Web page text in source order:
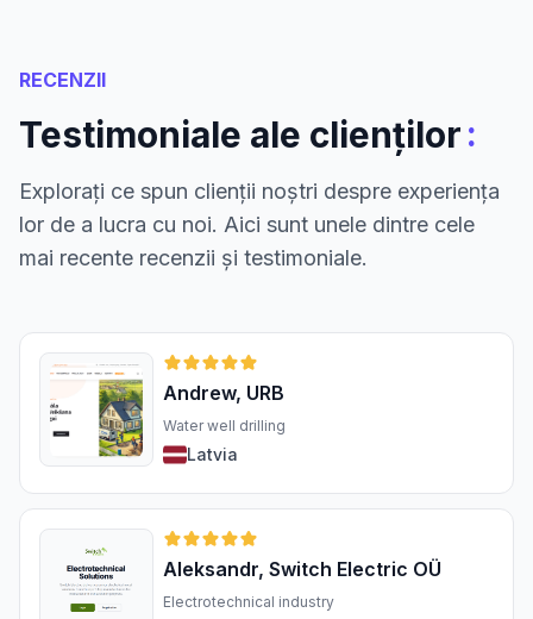
RECENZII
Testimoniale ale clienților:
Explorați ce spun clienții noștri despre experiența
lor de a lucra cu noi. Aici sunt unele dintre cele
mai recente recenzii și testimoniale.
Andrew, URB
Water well drilling
Latvia
Aleksandr, Switch Electric OÜ
Electrotechnical industry